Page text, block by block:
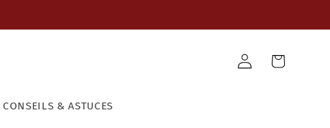
CONSEILS & ASTUCES
ConnexionPanier